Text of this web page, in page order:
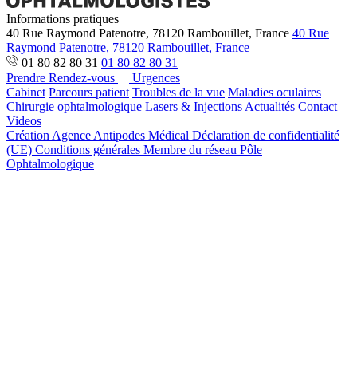
Informations pratiques
40 Rue Raymond Patenotre, 78120 Rambouillet, France 40 Rue
Raymond Patenotre, 78120 Rambouillet, France
01 80 82 80 31 01 80 82 80 31
Prendre Rendez-vous
Urgences
Cabinet Parcours patient Troubles de la vue Maladies oculaires
Chirurgie ophtalmologique Lasers & Injections Actualités Contact
Videos
Création Agence Antipodes Médical Déclaration de confidentialité
(UE) Conditions générales Membre du réseau Pôle
Ophtalmologique